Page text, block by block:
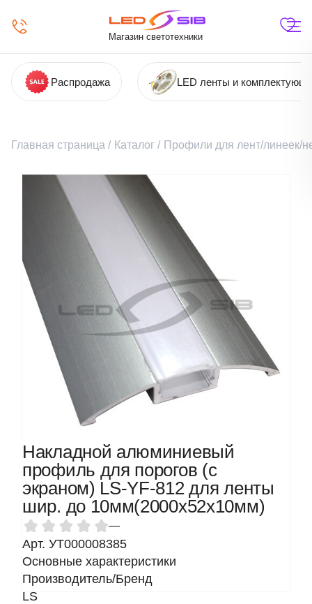
Магазин светотехники
Распродажа LED ленты и
Главная страница / Каталог / Профили для лент/линеек/
Накладной алюминиевый
профиль для порогов (с
экраном) LS-YF-812 для ленты
шир. до 10мм(2000х52x10мм)
—
Арт. УТ000008385
Основные характеристики
Производитель/Бренд
LS